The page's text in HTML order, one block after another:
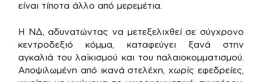
είναι τίποτα άλλο από μερεμέτια.
Η ΝΔ, αδυνατώντας να μετεξελιχθεί σε σύγχρονο
κεντροδεξιό κόμμα, καταφεύγει ξανά στην
αγκαλιά του λαϊκισμού και του παλαιοκομματισμού.
Αποψιλωμένη από ικανά στελέχη, χωρίς εφεδρείες,